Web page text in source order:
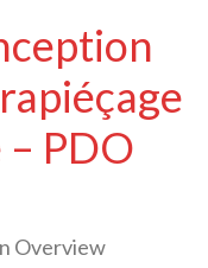
PDO
Overview